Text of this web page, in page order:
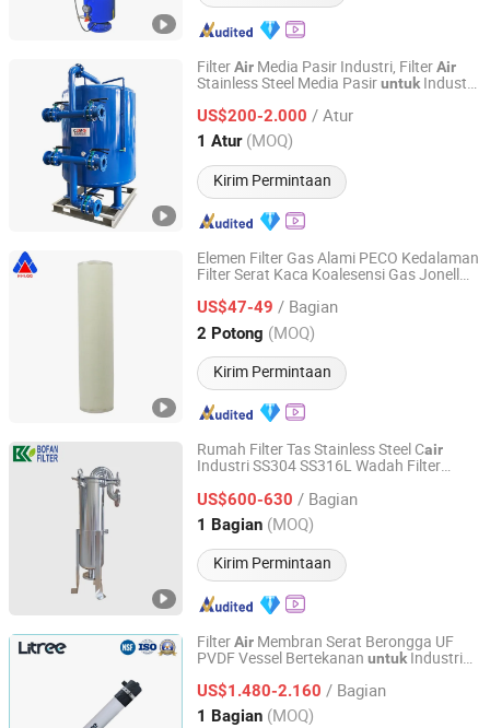
FilterAir Media Pasir Industri, FilterAir
Stainless Steel Media PasiruntukIndustri
US$200-2.000 / Atur
1 Atur (MOQ)
Kirim Permintaan
Hunan Dawning Environmental Protection Equipment Co.,
Ltd.
Hunan, China Harga mulai 2018
Elemen Filter Gas Alami PECO Kedalaman
Filter Serat Kaca Koalesensi Gas Jonell
minyak danairkartrid filter koalesensi
gas
US$47-49 / Bagian
2 Potong (MOQ)
Kirim Permintaan
Xinxiang City Huahang Filter Co., Ltd.
Harga mulai 2018
Rumah Filter Tas Stainless Steel Cair
Industri SS304 SS316L Wadah Filter
US$600-630 / Bagian
1 Bagian (MOQ)
Kirim Permintaan
Foshan Bofan Filtration Equipment Co., Ltd.
Guangdong, China Harga mulai 2026
FilterAir Membran Serat Berongga UF
PVDF Vessel Bertekanan untuk Industri
US$1.480-2.160 / Bagian
1 Bagian (MOQ)
Hainan Litree Purifying Technology Co., Ltd.
Hainan, China Harga mulai 2007